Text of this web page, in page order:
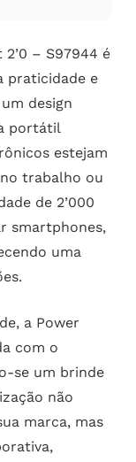
– S97944 é
praticidade e
design
portátil
estejam
trabalho ou
de 2’000
smartphones,
uma
a Power
com o
se um brinde
não
marca, mas